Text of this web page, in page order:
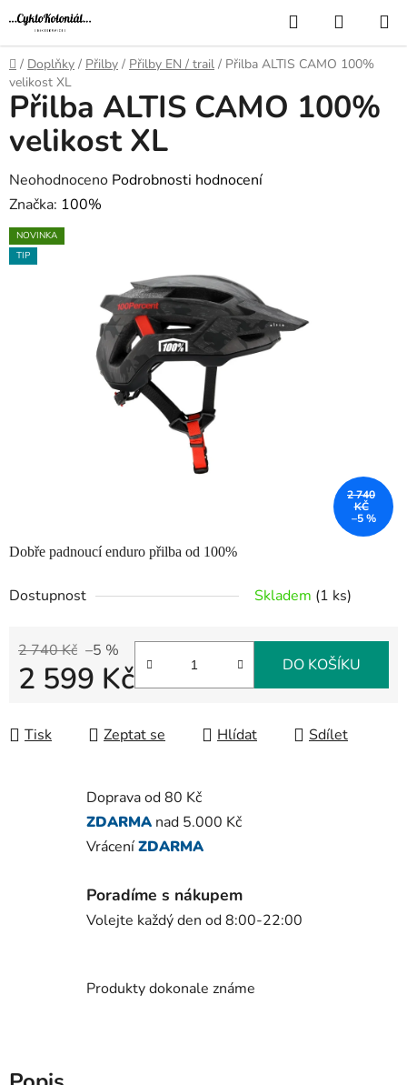
Přejít
na
obsah
Hledat
KOŠÍK
Domů
/ Doplňky / Přilby / Přilby EN / trail / Přilba ALTIS CAMO 100%
velikost XL
Dobře padnoucí enduro přilba od 100%
Dostupnost Skladem (1 ks)
2 740 Kč –5 %
2 599 Kč DO KOŠÍKU
Tisk Zeptat se Hlídat Sdílet
Přilba ALTIS CAMO 100%
velikost XL
Průměrné
hodnocení
produktu
je
Neohodnoceno Podrobnosti hodnocení
Značka: 100%
NOVINKA
TIP
2 740
KČ
–5 %
Doprava od 80 Kč
ZDARMA nad 5.000 Kč
VráceníZDARMA
Poradíme s nákupem
Volejte každý den od 8:00-22:00
Produkty dokonale známe